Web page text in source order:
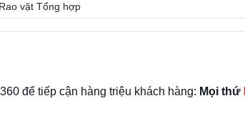
Rao vặt Tổng hợp
để tiếp cận hàng triệu khách hàng: Mọi thứ